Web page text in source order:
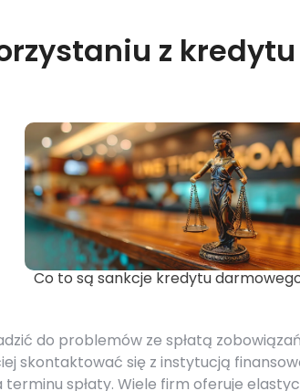
z kredytu
Co to są sankcje kredytu
do problemów ze spłatą
skontaktować się z instytucją
terminu spłaty. Wiele firm oferuje